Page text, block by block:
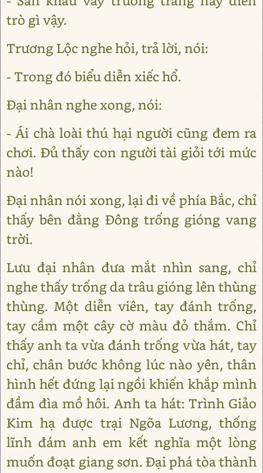
trò gì vậy.
Trương Lộc nghe hỏi, trả lời, nói:
- Trong đó biểu diễn xiếc hổ.
Đại nhân nghe xong, nói:
- Ái chà loài thú hại người cũng đem ra
chơi. Đủ thấy con người tài giỏi tới mức
nào!
Đại nhân nói xong, lại đi về phía Bắc, chỉ
thấy bên đằng Đông trống gióng vang
trời.
Lưu đại nhân đưa mắt nhìn sang, chỉ
nghe thấy trống da trâu gióng lên thùng
thùng. Một diễn viên, tay đánh trống,
tay cầm một cây cờ màu đỏ thắm. Chỉ
thấy anh ta vừa đánh trống vừa hát, tay
chỉ, chân bước không lúc nào yên, thân
hình hết đứng lại ngồi khiến khắp mình
đầm đìa mồ hôi. Anh ta hát: Trình Giảo
Kim hạ được trại Ngõa Lương, thống
lĩnh đám anh em kết nghĩa một lòng
muốn đoạt giang sơn. Đại phá tòa thành